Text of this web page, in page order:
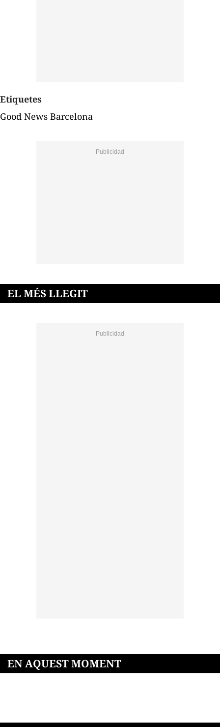
Etiquetes
Good News Barcelona
EL MÉS LLEGIT
EN AQUEST MOMENT